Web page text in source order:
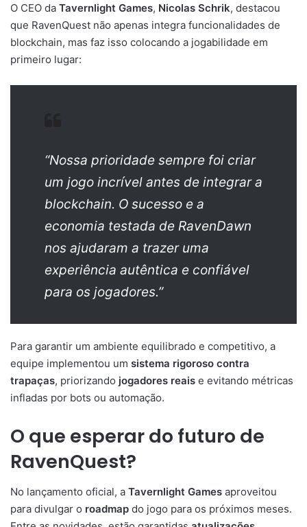
O CEO da Tavernlight Games, Nicolas Schrik, destacou
que RavenQuest não apenas integra funcionalidades de
blockchain, mas faz isso colocando a jogabilidade em
primeiro lugar:
“Nossa prioridade sempre foi criar
um jogo incrível antes de integrar a
blockchain. O sucesso e a
economia testada de RavenDawn
nos ajudaram a trazer uma
experiência autêntica e confiável
para os jogadores.”
Para garantir um ambiente equilibrado e competitivo, a
equipe implementou um sistema rigoroso contra
trapaças, priorizando jogadores reais e evitando métricas
infladas por bots ou automação.
O que esperar do futuro de
RavenQuest?
No lançamento oficial, a Tavernlight Games aproveitou
para divulgar o roadmap do jogo para os próximos meses.